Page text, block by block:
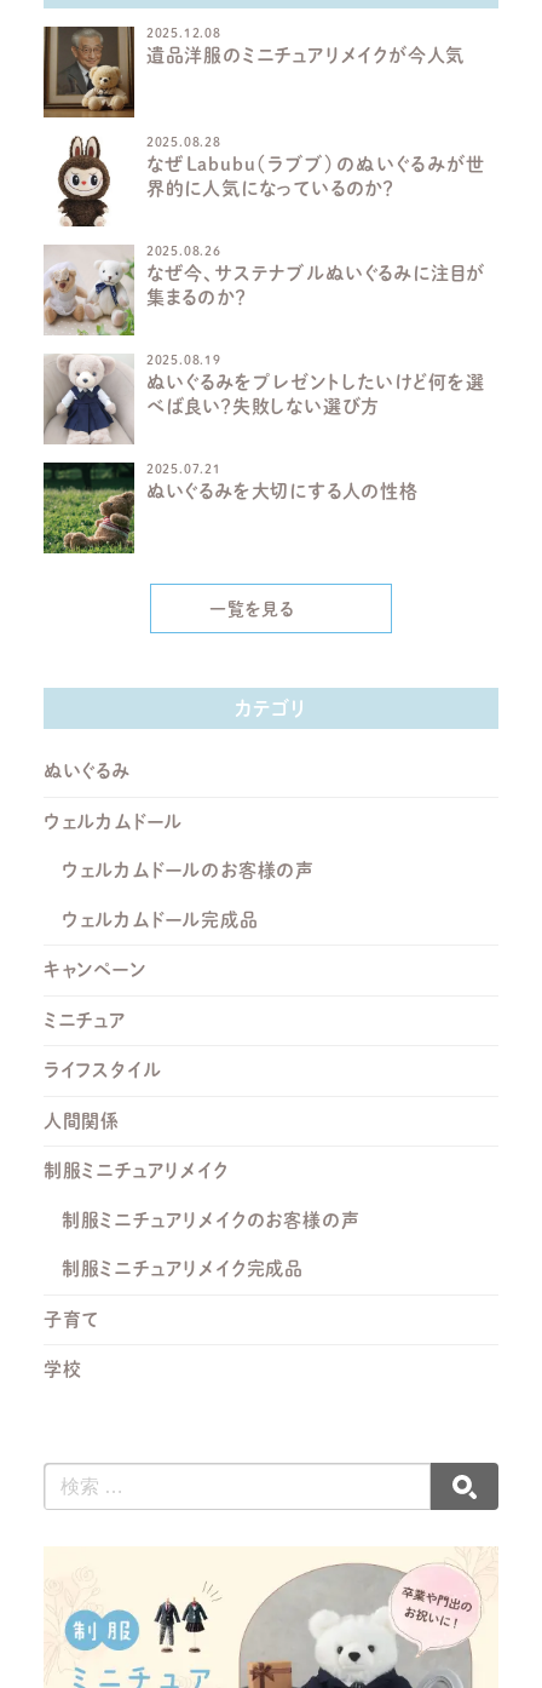
2025.12.08
遺品洋服のミニチュアリメイクが今人気
2025.08.28
なぜLabubu（ラブブ）のぬいぐるみが世
界的に人気になっているのか？
2025.08.26
なぜ今、サステナブルぬいぐるみに注目が
集まるのか？
2025.08.19
ぬいぐるみをプレゼントしたいけど何を選
べば良い？失敗しない選び方
2025.07.21
ぬいぐるみを大切にする人の性格
一覧を見る
カテゴリ
ぬいぐるみ
ウェルカムドール
ウェルカムドールのお客様の声
ウェルカムドール完成品
キャンペーン
ミニチュア
ライフスタイル
人間関係
制服ミニチュアリメイク
制服ミニチュアリメイクのお客様の声
制服ミニチュアリメイク完成品
子育て
学校